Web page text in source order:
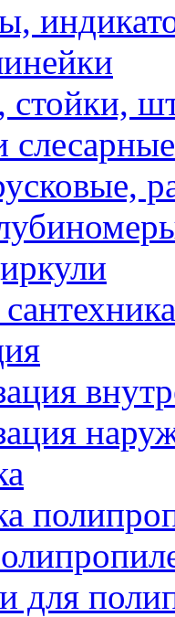
стойки,
слесарные
для